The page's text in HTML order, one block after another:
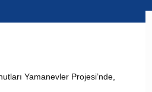
Yamanevler Projesi’nde,